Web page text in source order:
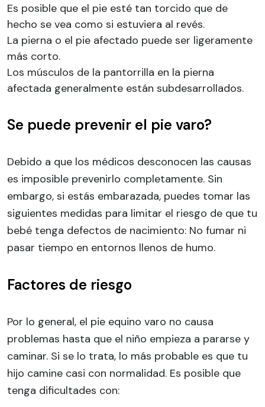
Es posible que el pie esté tan torcido que de
hecho se vea como si estuviera al revés.
La pierna o el pie afectado puede ser ligeramente
más corto.
Los músculos de la pantorrilla en la pierna
afectada generalmente están subdesarrollados.
Se puede prevenir el pie varo?
Debido a que los médicos desconocen las causas
es imposible prevenirlo completamente. Sin
embargo, si estás embarazada, puedes tomar las
siguientes medidas para limitar el riesgo de que tu
bebé tenga defectos de nacimiento: No fumar ni
pasar tiempo en entornos llenos de humo.
Factores de riesgo
Por lo general, el pie equino varo no causa
problemas hasta que el niño empieza a pararse y
caminar. Si se lo trata, lo más probable es que tu
hijo camine casi con normalidad. Es posible que
tenga dificultades con: